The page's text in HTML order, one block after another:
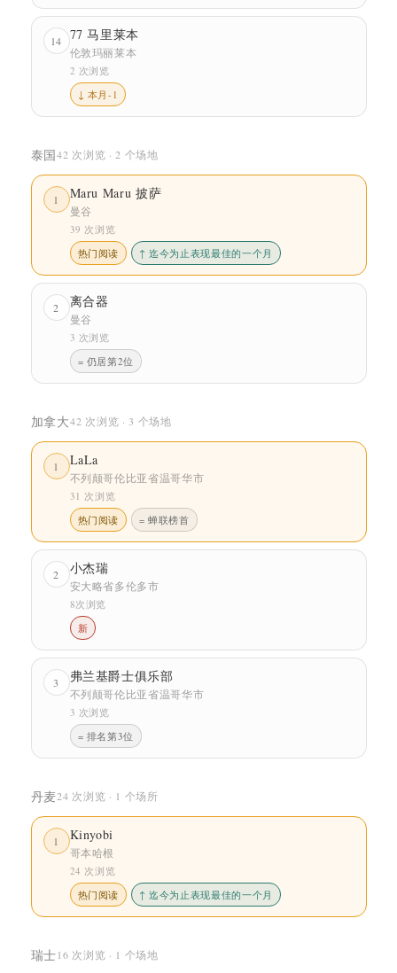
14 77 马里莱本
伦敦玛丽莱本
2 次浏览
↓ 本月-1
泰国42 次浏览 · 2 个场地
1 Maru Maru 披萨
曼谷
39 次浏览
热门阅读
↑ 迄今为止表现最佳的一个月
2 离合器
曼谷
3 次浏览
= 仍居第2位
加拿大42 次浏览 · 3 个场地
1 LaLa
不列颠哥伦比亚省温哥华市
31 次浏览
热门阅读
= 蝉联榜首
2 小杰瑞
安大略省多伦多市
8次浏览
新
3 弗兰基爵士俱乐部
不列颠哥伦比亚省温哥华市
3 次浏览
= 排名第3位
丹麦24 次浏览 · 1 个场所
1 Kinyobi
哥本哈根
24 次浏览
热门阅读
↑ 迄今为止表现最佳的一个月
瑞士16 次浏览 · 1 个场地